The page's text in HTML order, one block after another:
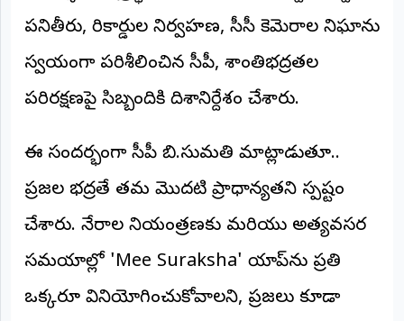
అంతర్జాతీయం
ఆర్టీఐ
రిపోర్టర్స్
(REPORTERS
DESK)
మా
రిపోర్టర్లు
రిపోర్టర్‌గా
చేరండి
పనితీరు, రికార్డుల నిర్వహణ, సీసీ కెమెరాల నిఘాను
స్వయంగా పరిశీలించిన సీపీ, శాంతిభద్రతల
పరిరక్షణపై సిబ్బందికి దిశానిర్దేశం చేశారు.
​ఈ సందర్భంగా సీపీ బి.సుమతి మాట్లాడుతూ..
ప్రజల భద్రతే తమ మొదటి ప్రాధాన్యతని స్పష్టం
చేశారు. నేరాల నియంత్రణకు మరియు అత్యవసర
సమయాల్లో 'Mee Suraksha' యాప్‌ను ప్రతి
ఒక్కరూ వినియోగించుకోవాలని, ప్రజలు కూడా